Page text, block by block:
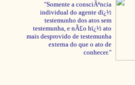
"Somente a consciÃªncia
individual do agente dï¿½
testemunho dos atos sem
testemunha, e nÃ£o hï¿½ ato
mais desprovido de testemunha
externa do que o ato de
conhecer."